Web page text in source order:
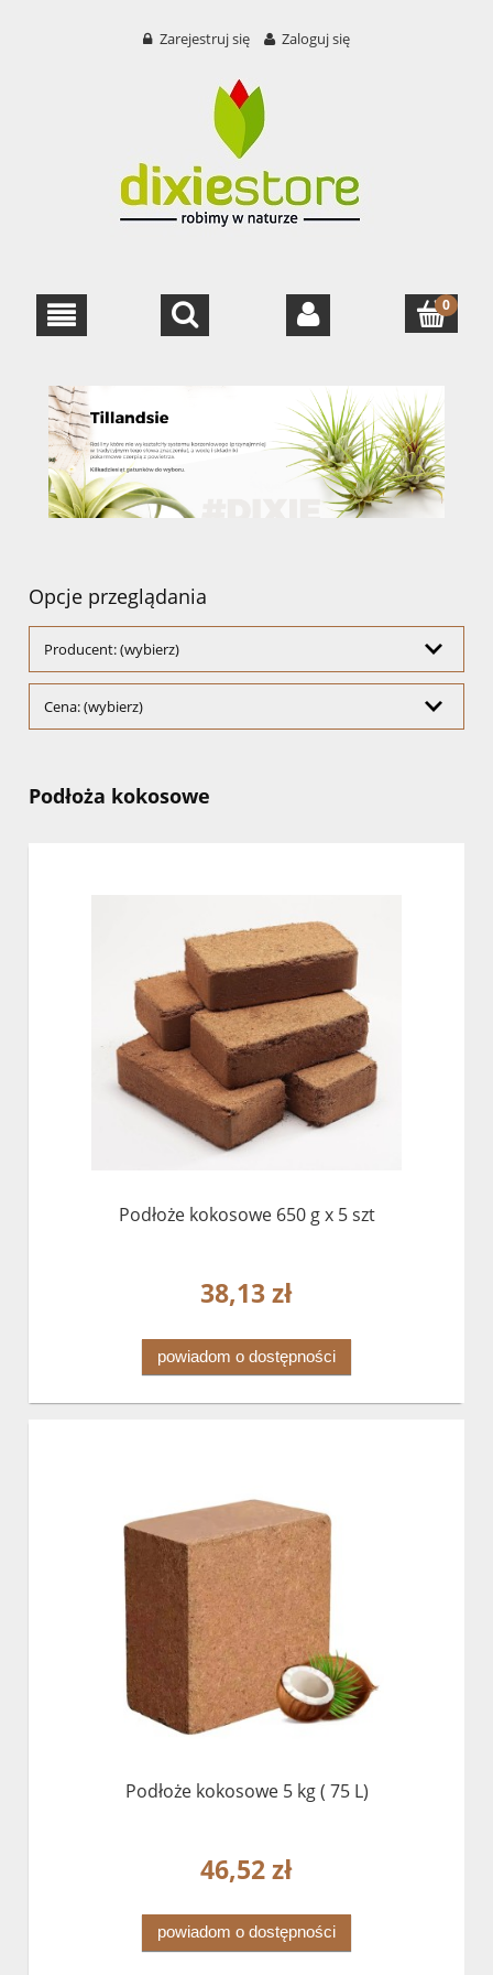
Zarejestruj się Zaloguj się
Opcje przeglądania
Producent: (wybierz)
Cena: (wybierz)
Podłoża kokosowe
Podłoże kokosowe 650 g x 5 szt
38,13 zł
powiadom o dostępności
Podłoże kokosowe 5 kg ( 75 L)
46,52 zł
powiadom o dostępności